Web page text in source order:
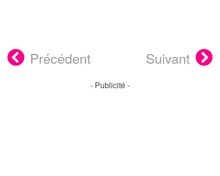
Précédent Suivant
- Publicité -